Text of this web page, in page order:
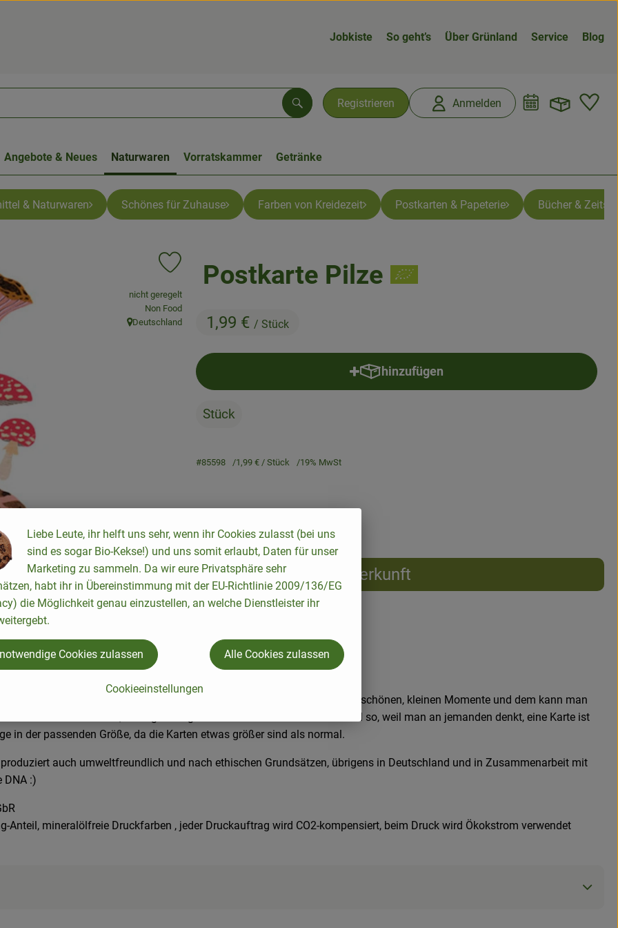
Jobkiste So geht’s Über Grünland Service Blog
Registrieren Anmelden
Suchen
Angebote & Neues Naturwaren Vorratskammer Getränke
& Naturwaren Schönes für Zuhause Farben von Kreidezeit Postkarten & Papeterie Bücher &
Postkarte Pilze
1,99 € / Stück
Produkt zu Favouriten hinzufügen
, Verband:
nicht geregelt
, Kontrollstelle:
Non Food
, Herkunft:
Deutschland
hinzufügen
Produkt zum Warenkorb hinzufügen
Stück
#85598 1,99 € / Stück 19% MwSt
Rezepte
Herkunft
passenden Rezepte gefunden.
und es war klar, das müssen wir euch mitbringen! Wir sind Fans der schönen, kleinen Momente und dem kann man
festlichen Anlass, als Ergänzung für ein Geschenk oder einfach mal so, weil man an jemanden denkt, eine Karte ist
in der passenden Größe, da die Karten etwas größer sind als normal.
auch umweltfreundlich und nach ethischen Grundsätzen, übrigens in Deutschland und in Zusammenarbeit mit
DNA :)
Anteil, mineralölfreie Druckfarben , jeder Druckauftrag wird CO2-kompensiert, beim Druck wird Ökokstrom verwendet
Liebe Leute, ihr helft uns sehr, wenn ihr Cookies zulasst (bei uns
sind es sogar Bio-Kekse!) und uns somit erlaubt, Daten für unser
Marketing zu sammeln. Da wir eure Privatsphäre sehr
habt ihr in Übereinstimmung mit der EU-Richtlinie 2009/136/EG
die Möglichkeit genau einzustellen, an welche Dienstleister ihr
Cookieeinstellungen
Cookies zulassen Alle Cookies zulassen